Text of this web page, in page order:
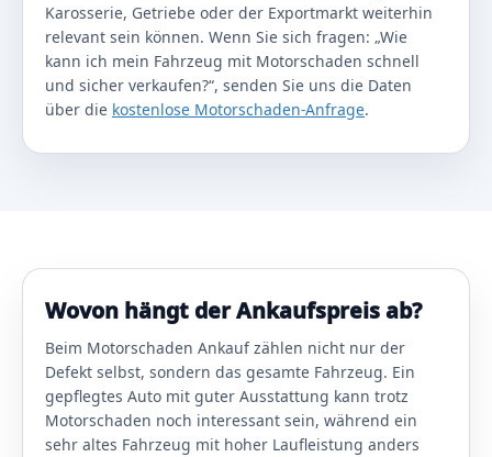
Karosserie, Getriebe oder der Exportmarkt weiterhin
relevant sein können. Wenn Sie sich fragen: „Wie
kann ich mein Fahrzeug mit Motorschaden schnell
und sicher verkaufen?“, senden Sie uns die Daten
über die kostenlose Motorschaden-Anfrage.
Wovon hängt der Ankaufspreis ab?
Beim Motorschaden Ankauf zählen nicht nur der
Defekt selbst, sondern das gesamte Fahrzeug. Ein
gepflegtes Auto mit guter Ausstattung kann trotz
Motorschaden noch interessant sein, während ein
sehr altes Fahrzeug mit hoher Laufleistung anders